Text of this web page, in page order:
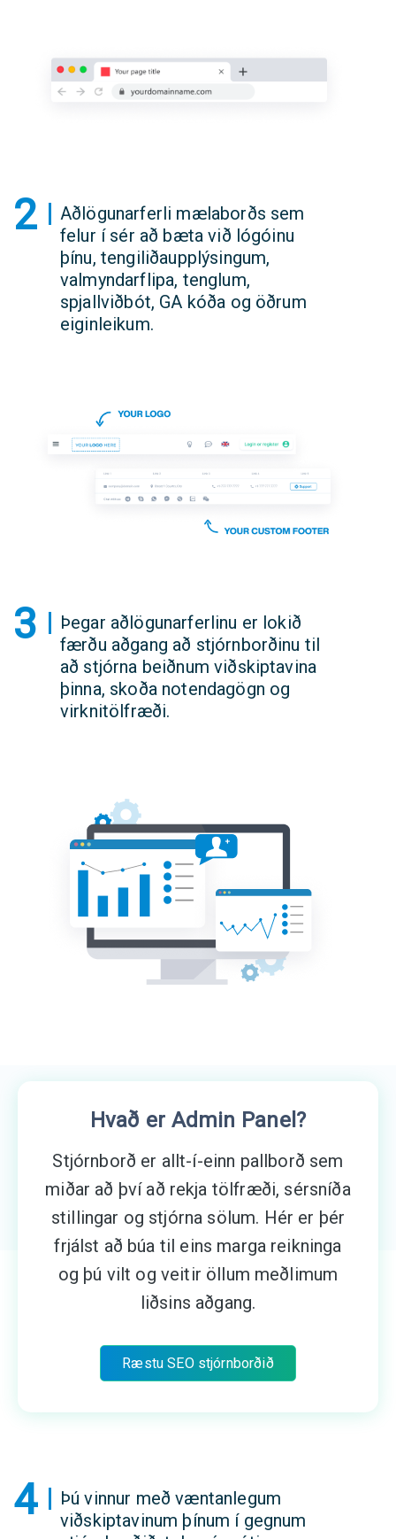
2
Aðlögunarferli mælaborðs sem
felur í sér að bæta við lógóinu
þínu, tengiliðaupplýsingum,
valmyndarflipa, tenglum,
spjallviðbót, GA kóða og öðrum
eiginleikum.
3
Þegar aðlögunarferlinu er lokið
færðu aðgang að stjórnborðinu til
að stjórna beiðnum viðskiptavina
þinna, skoða notendagögn og
virknitölfræði.
Hvað er Admin Panel?
Stjórnborð er allt-í-einn pallborð sem
miðar að því að rekja tölfræði, sérsníða
stillingar og stjórna sölum. Hér er þér
frjálst að búa til eins marga reikninga
og þú vilt og veitir öllum meðlimum
liðsins aðgang.
Ræstu SEO stjórnborðið
4
Þú vinnur með væntanlegum
viðskiptavinum þínum í gegnum